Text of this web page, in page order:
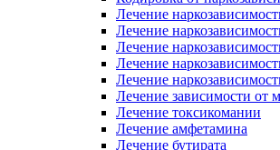
Лечение
Лечение
Лечение
Лечение
Лечение
Лечение зависимости от
Лечение токсикомании
Лечение амфетамина
Лечение бутирата